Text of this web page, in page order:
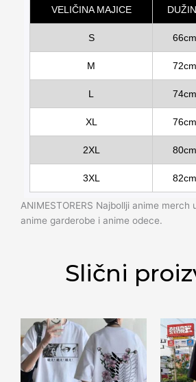
VELIČINA MAJICE
S 66cm
M 72cm
L 74cm
XL 76cm
2XL 80cm
3XL 82cm
ANIMESTORERS Najbollji anime
anime garderobe i anime odece.
Slični